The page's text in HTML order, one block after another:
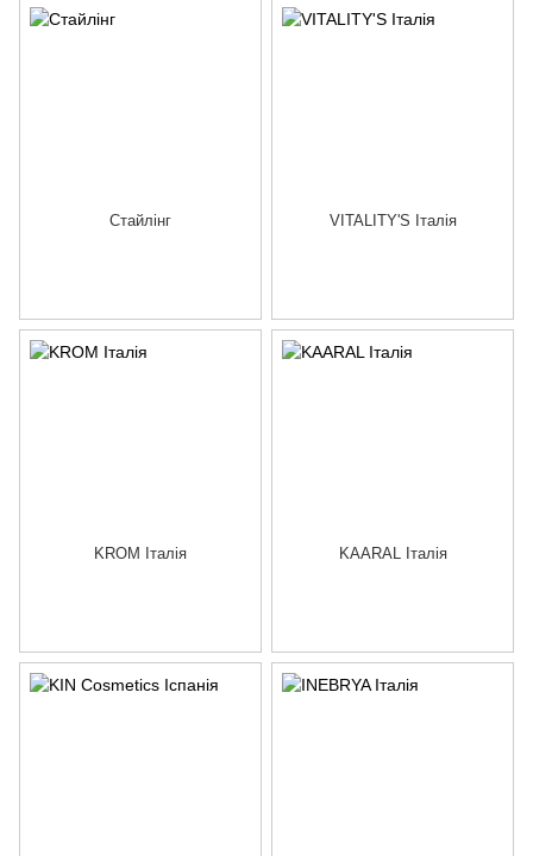
Стайлінг VITALITY'S Італія
KROM Італія KAARAL Італія